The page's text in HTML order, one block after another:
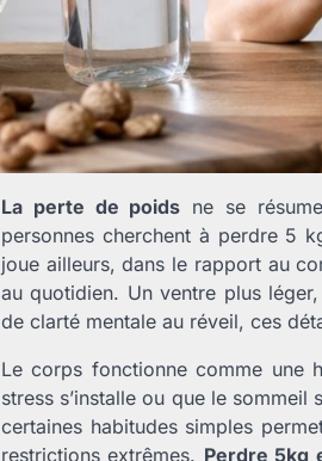
La perte de poids ne se
personnes cherchent à perdre 5
joue ailleurs, dans le rapport au
au quotidien. Un ventre plus
de clarté mentale au réveil, ces
Le corps fonctionne comme une
stress s’installe ou que le
certaines habitudes simples
restrictions extrêmes. Perdre 5kg